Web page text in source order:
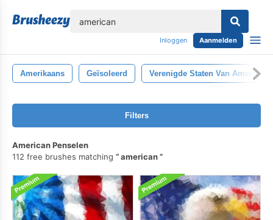
Inloggen Aanmelden
Amerikaans Geïsoleerd Verenigde Staten Van Amerika
Filters
American Penselen
112 free brushes matching
american